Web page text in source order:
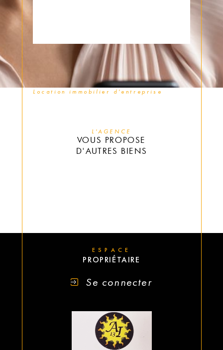
Location immobilier d'entreprise
L'AGENCE
VOUS PROPOSE
D'AUTRES BIENS
ESPACE
PROPRIÉTAIRE
Se connecter